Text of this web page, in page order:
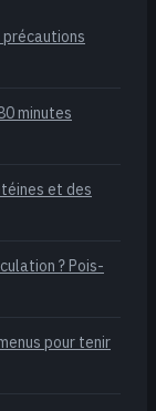
minutes
et des
? Pois-
pour tenir